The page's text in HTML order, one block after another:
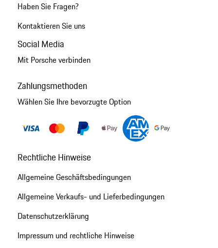
Haben Sie Fragen?
Kontaktieren Sie uns
Social Media
Mit Porsche verbinden
Zahlungsmethoden
Wählen Sie Ihre bevorzugte Option
Rechtliche Hinweise
Allgemeine Geschäftsbedingungen
Allgemeine Verkaufs- und Lieferbedingungen
Datenschutzerklärung
Impressum und rechtliche Hinweise